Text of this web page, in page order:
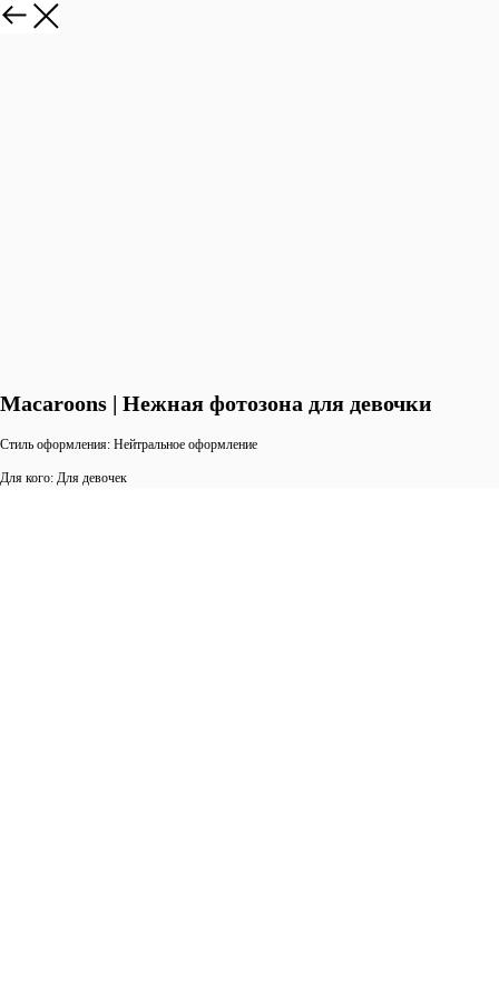
Macaroons | Нежная фотозона для девочки
Стиль оформления: Нейтральное оформление
Для кого: Для девочек